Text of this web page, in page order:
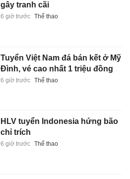
gây tranh cãi
6 giờ trước Thể thao
Tuyển Việt Nam đá bán kết ở Mỹ
Đình, vé cao nhất 1 triệu đồng
6 giờ trước Thể thao
HLV tuyển Indonesia hứng bão
chỉ trích
6 giờ trước Thể thao